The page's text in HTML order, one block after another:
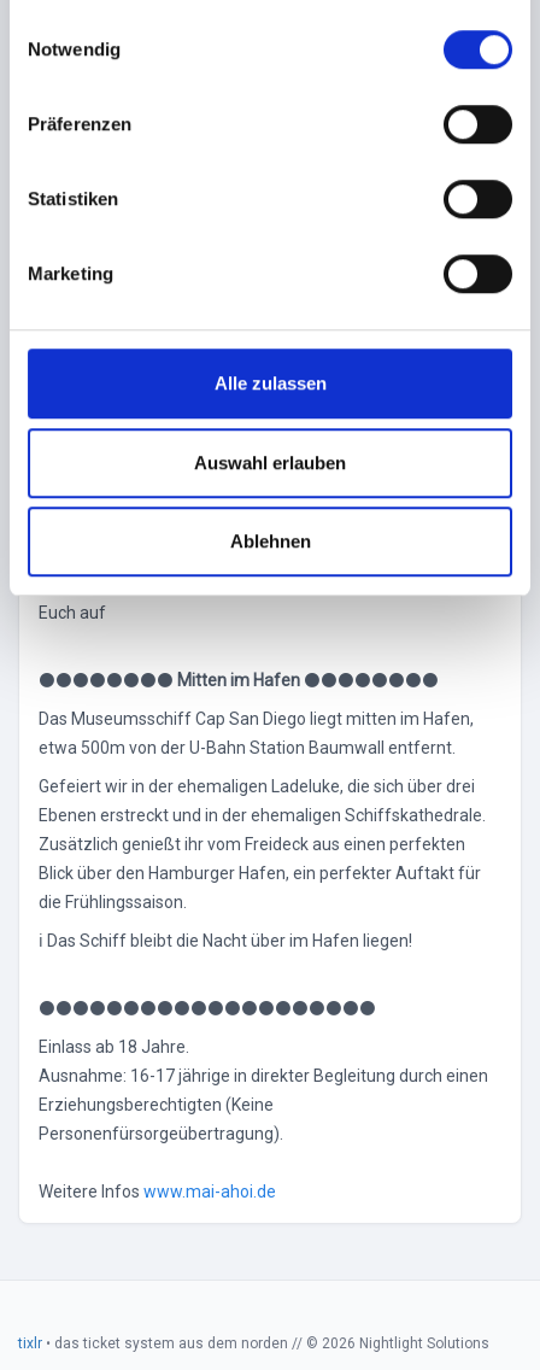
Notwendig
Präferenzen
Statistiken
Marketing
Alle zulassen
Auswahl erlauben
Ablehnen
ℹ HAMBURGS GRÖSSTE T
ERANSTALTUNG!
⚫⚫⚫⚫⚫⚫⚫⚫⚫⚫⚫⚫⚫⚫⚫⚫⚫⚫⚫⚫
sondern auch auf der Elbe. Auf dem Museumsschiff Cap
San Diego erwartet euch der schönste Blick über unseren
⚫⚫⚫⚫⚫⚫⚫⚫4 PARTY AREAS⚫⚫⚫⚫⚫⚫⚫⚫
Auf insgesamt 4 Areas hat die Mai Ahoi! für jede Tanzmaus
etwas zu bieten:
⚫ Luke 3 | Partyclassics der 70's, 80's & 90's
⚫ Luke 4 | Black, RnB, old school
⚫ Freideck | Bester Blick auf den Hafen vom Schiffsbug | Je
nach Wetterlage bauen wir hier eine weitere Open Air Bar für
Euch auf
⚫⚫⚫⚫⚫⚫⚫⚫ Mitten im Hafen ⚫⚫⚫⚫⚫⚫⚫⚫
Das Museumsschiff Cap San Diego liegt mitten im Hafen,
etwa 500m von der U-Bahn Station Baumwall entfernt.
Gefeiert wir in der ehemaligen Ladeluke, die sich über drei
Ebenen erstreckt und in der ehemaligen Schiffskathedrale.
Zusätzlich genießt ihr vom Freideck aus einen perfekten
Blick über den Hamburger Hafen, ein perfekter Auftakt für
die Frühlingssaison.
ℹ Das Schiff bleibt die Nacht über im Hafen liegen!
⚫⚫⚫⚫⚫⚫⚫⚫⚫⚫⚫⚫⚫⚫⚫⚫⚫⚫⚫⚫
Einlass ab 18 Jahre.
Ausnahme: 16-17 jährige in direkter Begleitung durch einen
Erziehungsberechtigten (Keine
Personenfürsorgeübertragung).
Weitere Infos www.mai-ahoi.de
tixlr • das ticket system aus dem norden // © 2026 Nightlight Solutions